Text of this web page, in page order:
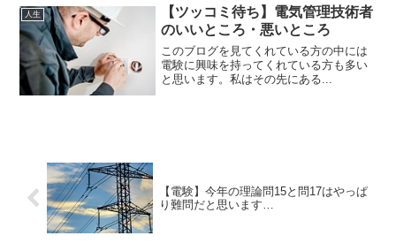
人生
【ツッコミ待ち】電気管理技術者
のいいところ・悪いところ
このブログを見てくれている方の中には
電験に興味を持ってくれている方も多い
と思います。私はその先にある...
【電験】今年の理論問15と問17はやっぱ
り難問だと思います…